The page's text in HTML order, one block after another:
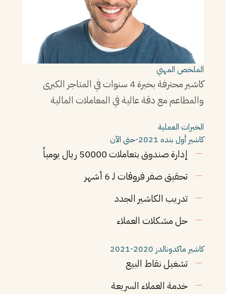
الملخص المهني
كاشير محترفة بخبرة 4 سنوات في المتاجر الكبرى
والمطاعم مع دقة عالية في المعاملات المالية
الخبرات العملية
كاشير أول بنده 2021-حتى الآن
إدارة صندوق بتعاملات 50000 ريال يومياً
تحقيق صفر فروقات لـ 6 أشهر
تدريب الكاشير الجدد
حل مشكلات العملاء
كاشير ماكدونالدز 2020-2021
تشغيل نقاط البيع
خدمة العملاء السريعة